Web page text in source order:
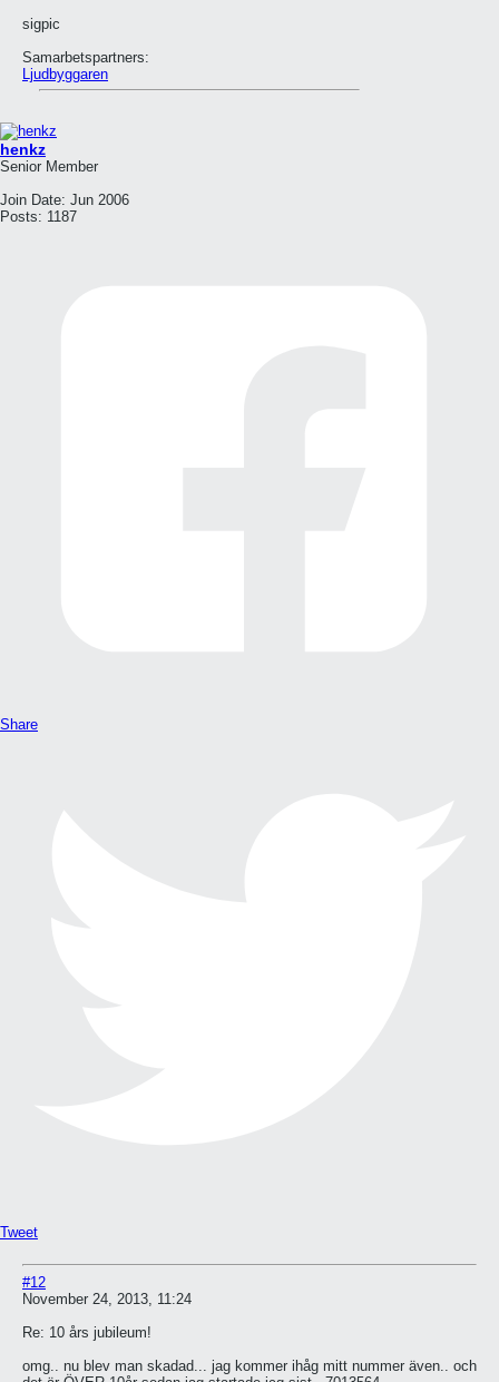
sigpic
Samarbetspartners:
Ljudbyggaren
henkz
Senior Member
Join Date: Jun 2006
Posts: 1187
Share
Tweet
#12
November 24, 2013, 11:24
Re: 10 års jubileum!
omg.. nu blev man skadad... jag kommer ihåg mitt nummer även.. och